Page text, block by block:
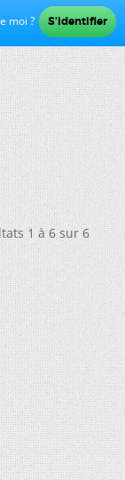
moi ?
1 à 6 sur 6